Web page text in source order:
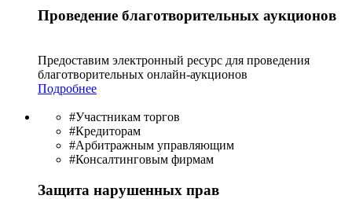
Проведение благотворительных аукционов
Предоставим электронный ресурс для проведения
благотво­рительных онлайн-аукционов
Подробнее
#Участникам торгов
#Кредиторам
#Арбитражным управляющим
#Консалтинговым фирмам
Защита нарушенных прав